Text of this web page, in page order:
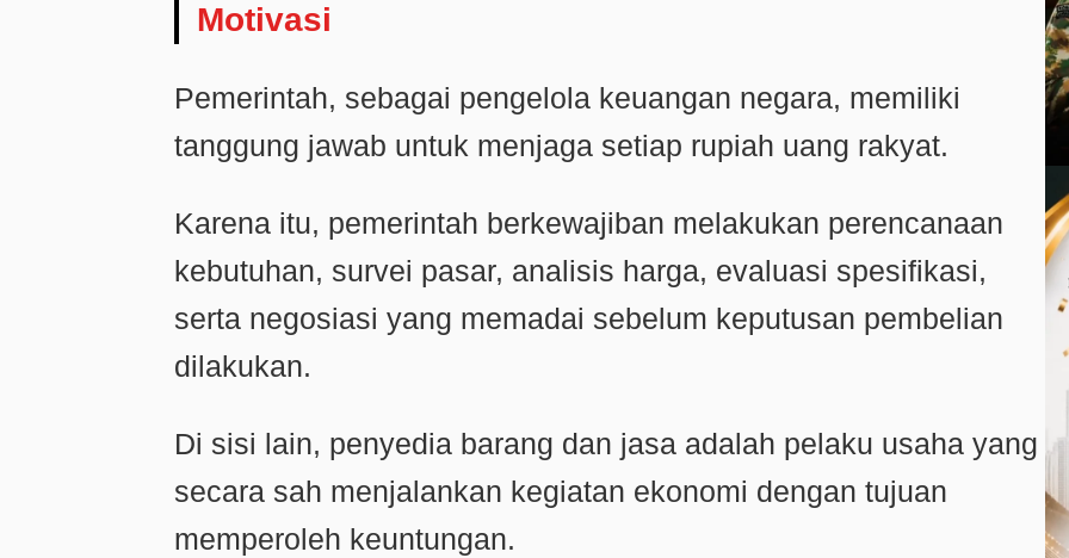
Motivasi
Pemerintah, sebagai pengelola keuangan negara, memiliki
tanggung jawab untuk menjaga setiap rupiah uang rakyat.
Karena itu, pemerintah berkewajiban melakukan perencanaan
kebutuhan, survei pasar, analisis harga, evaluasi spesifikasi,
serta negosiasi yang memadai sebelum keputusan pembelian
dilakukan.
Di sisi lain, penyedia barang dan jasa adalah pelaku usaha yang
secara sah menjalankan kegiatan ekonomi dengan tujuan
memperoleh keuntungan.